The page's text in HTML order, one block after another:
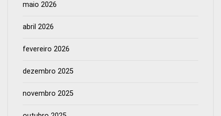
maio 2026
abril 2026
fevereiro 2026
dezembro 2025
novembro 2025